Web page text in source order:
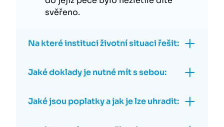
svěřeno.
Na které instituci životní situaci řešit:
Jaké doklady je nutné mít s sebou:
Jaké jsou poplatky a jak je lze uhradit: